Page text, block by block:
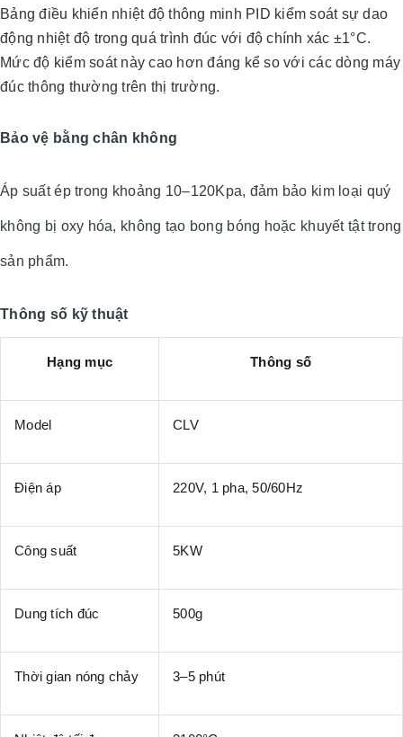
Bảng điều khiển nhiệt độ thông minh PID kiểm soát sự dao
động nhiệt độ trong quá trình đúc với độ chính xác ±1°C.
Mức độ kiểm soát này cao hơn đáng kể so với các dòng máy
đúc thông thường trên thị trường.
Bảo vệ bằng chân không
Áp suất ép trong khoảng 10–120Kpa, đảm bảo kim loại quý
không bị oxy hóa, không tạo bong bóng hoặc khuyết tật trong
sản phẩm.
Thông số kỹ thuật
Hạng mục Thông số
Model CLV
Điện áp 220V, 1 pha, 50/60Hz
Công suất 5KW
Dung tích đúc 500g
Thời gian nóng chảy 3–5 phút